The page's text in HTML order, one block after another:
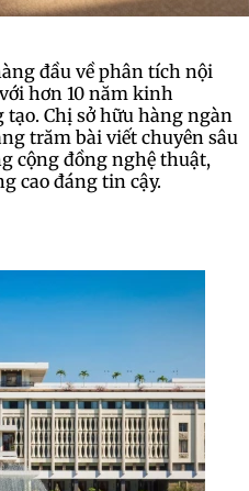
đầu về phân tích nội
hơn 10 năm kinh
Chị sở hữu hàng ngàn
trăm bài viết chuyên sâu
cộng đồng nghệ thuật,
cao đáng tin cậy.